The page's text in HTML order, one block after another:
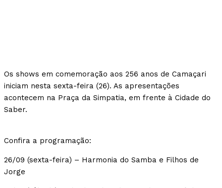
Os shows em comemoração aos 256 anos de Camaçari
iniciam nesta sexta-feira (26). As apresentações
acontecem na Praça da Simpatia, em frente à Cidade do
Saber.
Confira a programação:
26/09 (sexta-feira) – Harmonia do Samba e Filhos de
Jorge